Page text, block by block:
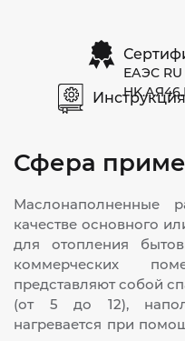
ЕАЭС
Инструкция
Сфера
Маслонаполненные
качестве основного
для отопления
коммерческих
представляют собой
(от 5 до 12),
нагревается при